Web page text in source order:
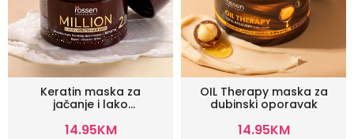
Keratin maska za
jačanje i lako
14.95KM
OIL Therapy maska za
dubinski oporavak
14.95KM